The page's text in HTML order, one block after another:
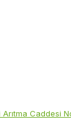
Caddesi